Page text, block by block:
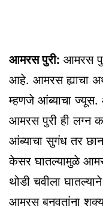
आमरस पुरी: आमरस
आहे. आमरस ह्याचा
म्हणजे आंब्याचा
आमरस पुरी ही लग्न
आंब्याचा सुगंध तर
केसर घातल्यामुळे
थोडी चवीला
आमरस बनवतांना